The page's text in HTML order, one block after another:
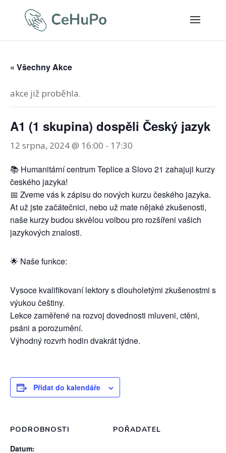
« Všechny Akce
akce již proběhla.
A1 (1 skupina) dospěli Český jazyk
12 srpna, 2024 @ 16:00 - 17:30
📚 Humanitární centrum Teplice a Slovo 21 zahajuji kurzy
českého jazyka!
📅 Zveme vás k zápisu do nových kurzu českého jazyka.
At už jste začátečnici, nebo už mate nějaké zkušenosti,
naše kurzy budou skvělou volbou pro rozšířeni vašich
jazykových znalosti.
🌟 Naše funkce:
Vysoce kvalifikovaní lektory s dlouholetými zkušenostmi s
výukou češtiny.
Lekce zaměřené na rozvoj dovednosti mluveni, ctěni,
psáni a porozumění.
Výhodný rozvrh hodin dvakrát týdne.
Přidat do kalendáře
PODROBNOSTI
Datum:
POŘADATEL